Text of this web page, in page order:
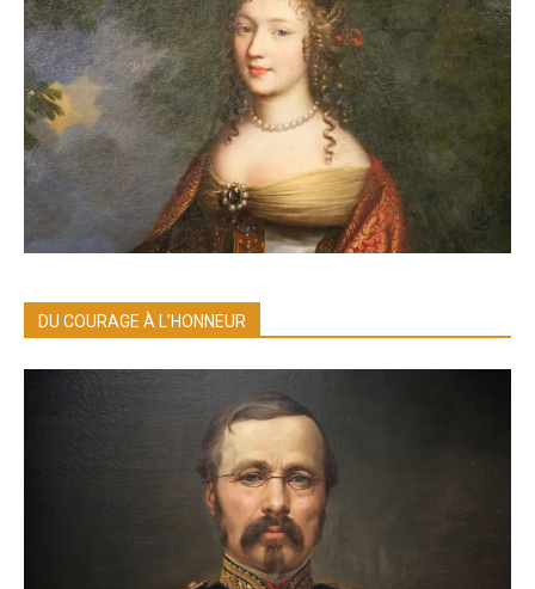
DU COURAGE À L’HONNEUR